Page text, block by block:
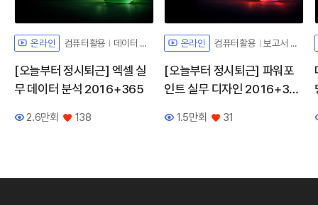
온라인 컴퓨터활용 데이터 분석
[오늘부터 정시퇴근] 엑셀 실
무 데이터 분석 2016+365
조회수
2.6만회
좋아요
138
온라인 컴퓨터활용 보고서 디자인
[오늘부터 정시퇴근] 파워포
인트 실무 디자인 2016+36
조회수
1.5만회
좋아요
31